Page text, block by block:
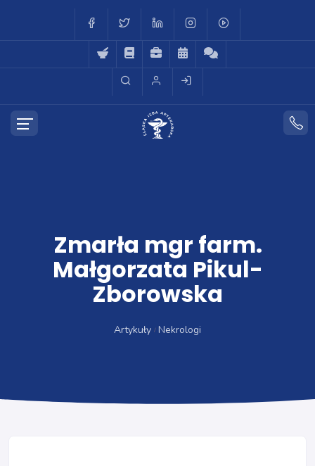
Zmarła mgr farm.
Małgorzata Pikul-
Zborowska
Artykuły Nekrologi